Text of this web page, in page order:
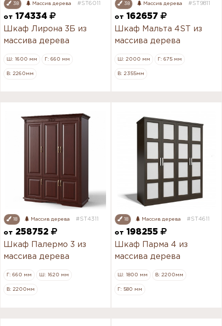
38 Массив дерева #ST6011
от 174334
Шкаф Лирона 3Б из
массива дерева
Ш: 1600 мм Г: 660 мм
В: 2260мм
38 Массив дерева #ST9811
от 162657
Шкаф Мальта 4ST из
массива дерева
Ш: 2000 мм Г: 675 мм
В: 2355мм
18 Массив дерева #ST4311
от
258752
Шкаф Палермо 3 из
массива дерева
Г: 660 мм Ш: 1620 мм
В: 2200мм
18 Массив дерева #ST4611
от
198255
Шкаф Парма 4 из
массива дерева
Ш: 1800 мм В: 2200мм
Г: 580 мм